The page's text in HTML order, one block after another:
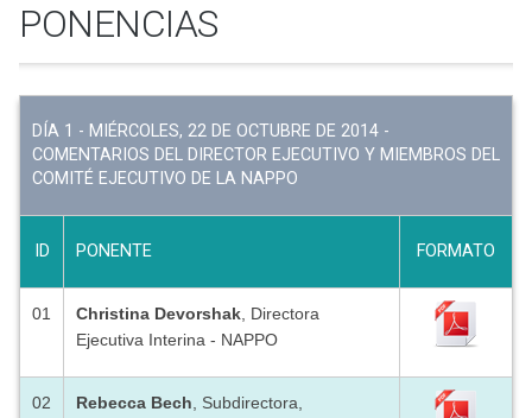
PONENCIAS
DÍA 1 - MIÉRCOLES, 22 DE OCTUBRE DE 2014 -
COMENTARIOS DEL DIRECTOR EJECUTIVO Y MIEMBROS DEL
COMITÉ EJECUTIVO DE LA NAPPO
ID PONENTE FORMATO
01 Christina Devorshak , Directora
Ejecutiva Interina - NAPPO
02 Rebecca Bech , Subdirectora,